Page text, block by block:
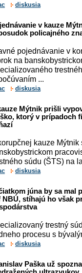
diskusia
v kauze
policajného
pojednávanie v
na
...
diskusia
Mýtnik prišli
ktorý v prípadoch
kauze Mýtnik
súdu (ŠTS) na
diskusia
júna by sa mal
NBÚ, stíhajú ho však
trestný
procesu s
diskusia
Paška už